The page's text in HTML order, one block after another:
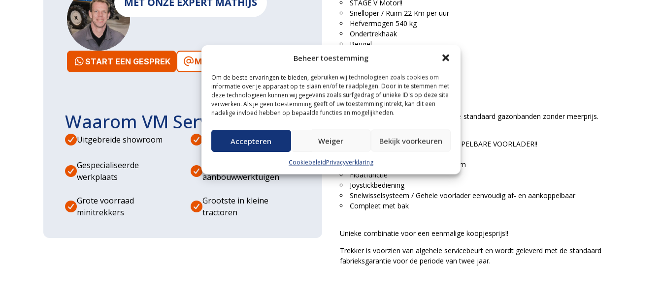
Beheer toestemming
Om de beste ervaringen te bieden, gebruiken wij technologieën zoals cookies om
informatie over je apparaat op te slaan en/of te raadplegen. Door in te stemmen met
deze technologieën kunnen wij gegevens zoals surfgedrag of unieke ID's op deze site
verwerken. Als je geen toestemming geeft of uw toestemming intrekt, kan dit een
nadelige invloed hebben op bepaalde functies en mogelijkheden.
Accepteren Weiger Bekijk voorkeuren
CookiebeleidPrivacyverklaring
STAGE V Motor!!
Snelloper / Ruim 22 Km per uur
Hefvermogen 540 kg
Ondertrekhaak
Beugel
Complete wegverlichting
Zijschakeling
Hoge- en lage gearing
In- en uitschakelbare 4wd
Fronttrekbek
EXTRA BREDE AKKERBANDEN!!
Tevens naar keuze leverbaar op de standaard gazonbanden zonder meerprijs.
Let op; COMPLEET MET LUXE AFKOPPELBARE VOORLADER!!
Dubbelwerkend hydraulisch systeem
Floatfunctie
Joystickbediening
Snelwisselsysteem / Gehele voorlader eenvoudig af- en aankoppelbaar
Compleet met bak
Unieke combinatie voor een eenmalige koopjesprijs!!
Trekker is voorzien van algehele servicebeurt en wordt geleverd met de standaard
fabrieksgarantie voor de periode van twee jaar.
START EEN GESPREK MAIL ONS
Waarom VM Service
Uitgebreide showroom Eigen transportservice
Gespecialiseerde
werkplaats
aanbouwwerktuigen
Grote voorraad
minitrekkers
Grootste in kleine
tractoren